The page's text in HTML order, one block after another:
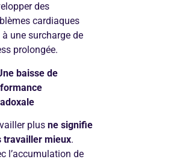
des
cardiaques
à une surcharge de
prolongée.
baisse de
plus ne signifie
travailler mieux.
l’accumulation de